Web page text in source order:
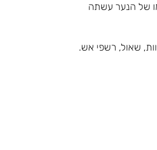
של הנער עשתה
שאול, רשפי אש.